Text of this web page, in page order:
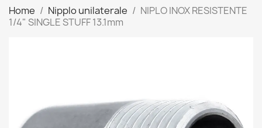
Home Nipplo unilaterale
NIPLO INOX RESISTENTE
1/4" SINGLE STUFF 13.1mm